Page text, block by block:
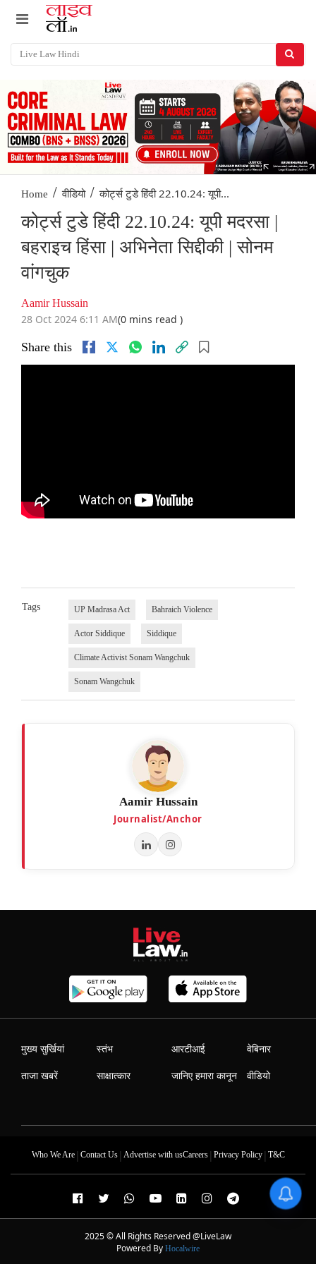
Home / वीडियो / कोर्ट्स टुडे हिंदी 22.10.24: यूपी...
कोर्ट्स टुडे हिंदी 22.10.24: यूपी मदरसा |
बहराइच हिंसा | अभिनेता सिद्दीकी | सोनम
वांगचुक
Aamir Hussain
28 Oct 2024 6:11 AM(0 mins read )
Share this
Tags UP Madrasa Act Bahraich Violence
Actor Siddique Siddique
Climate Activist Sonam Wangchuk
Sonam Wangchuk
Aamir Hussain
Journalist/Anchor
मुख्य सुर्खियां
ताजा खबरें
स्तंभ
साक्षात्कार
आरटीआई
जानिए हमारा कानून
वेबिनार
वीडियो
Who We Are| Contact Us| Advertise with usCareers| Privacy Policy| T&C
2025 © All Rights Reserved @LiveLaw
Powered By Hocalwire